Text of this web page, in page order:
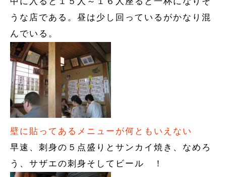
うな店である。昼は少し回っているがかなり混
んでいる。
壁に貼ってあるメニューが何ともいえない
早速、刺身の５点盛りとサンカイ焼き、なめろ
う、サザエの刺身そしてビール
！